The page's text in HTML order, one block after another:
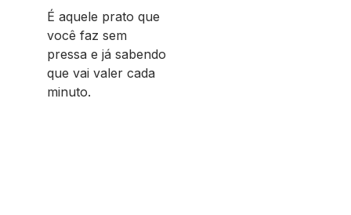
É aquele prato que
você faz sem
pressa e já sabendo
que vai valer cada
minuto.